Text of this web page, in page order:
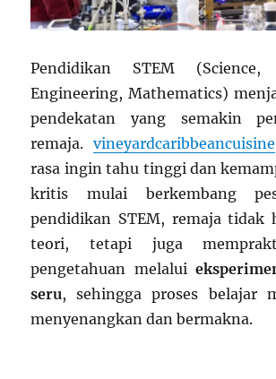
Pendidikan STEM (Science,
Engineering, Mathematics)
pendekatan yang semakin
remaja. vineyardcaribbeancuisine
rasa ingin tahu tinggi dan
kritis mulai berkembang
pendidikan STEM, remaja tidak
teori, tetapi juga
pengetahuan melalui
seru, sehingga proses belajar
menyenangkan dan bermakna.